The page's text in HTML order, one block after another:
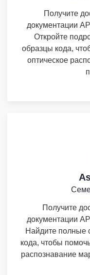
Получите
документации
Откройте
образцы кода,
оптическое
Получите
документации
Найдите полные
кода, чтобы
распознавание